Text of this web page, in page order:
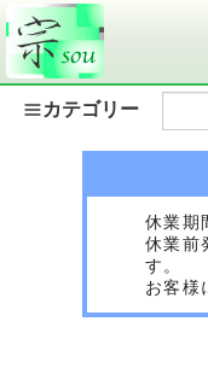
カテゴリー
休業期
休業前
す。
お客様